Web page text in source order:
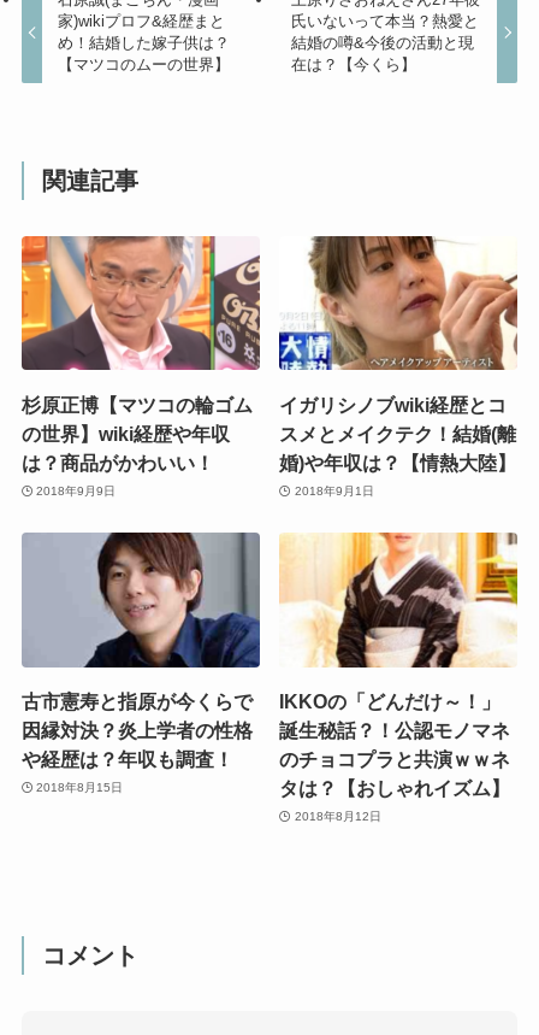
家)wikiプロフ&経歴まと
め！結婚した嫁子供は？
【マツコのムーの世界】
氏いないって本当？熱愛と
結婚の噂&今後の活動と現
在は？【今くら】
関連記事
杉原正博【マツコの輪ゴム
の世界】wiki経歴や年収
は？商品がかわいい！
2018年9月9日
イガリシノブwiki経歴とコ
スメとメイクテク！結婚(離
婚)や年収は？【情熱大陸】
2018年9月1日
古市憲寿と指原が今くらで
因縁対決？炎上学者の性格
や経歴は？年収も調査！
2018年8月15日
IKKOの「どんだけ～！」
誕生秘話？！公認モノマネ
のチョコプラと共演ｗｗネ
タは？【おしゃれイズム】
2018年8月12日
コメント